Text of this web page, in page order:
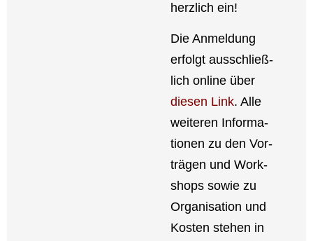
herz­lich ein!
Die Anmel­dung
erfolgt aus­schließ­
lich online über
die­sen Link. Alle
wei­te­ren Infor­ma­
tio­nen zu den Vor­
trä­gen und Work­
shops sowie zu
Orga­ni­sa­ti­on und
Kos­ten ste­hen in